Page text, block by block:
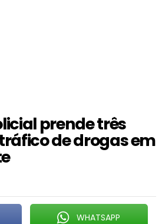
prende três
de drogas em
WHATSAPP